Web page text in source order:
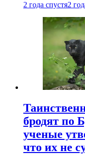
2 года спустя2
бродят по
ученые
что их не